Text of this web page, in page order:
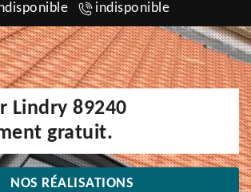
indisponible
Lindry 89240
gratuit.
NOS RÉALISATIONS